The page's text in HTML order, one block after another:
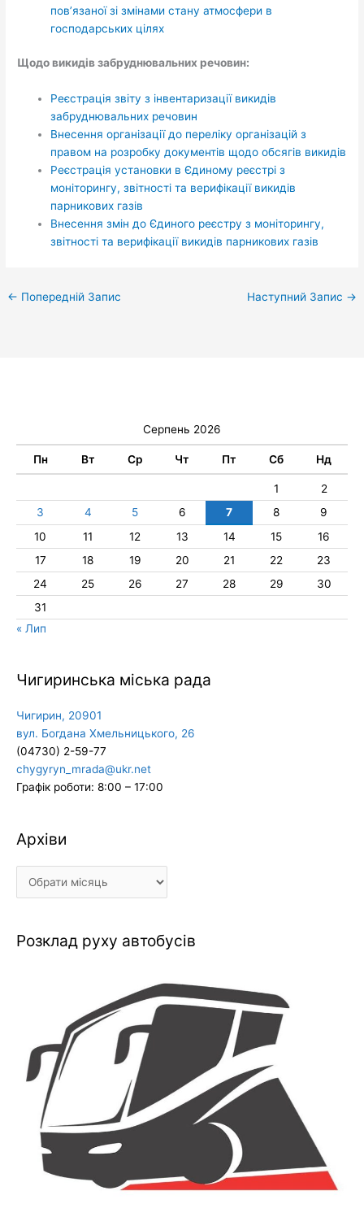
пов’язаної зі змінами стану атмосфери в
господарських цілях
Щодо викидів забруднювальних речовин:
Реєстрація звіту з інвентаризації викидів
забруднювальних речовин
Внесення організації до переліку організацій з
правом на розробку документів щодо обсягів викидів
Реєстрація установки в Єдиному реєстрі з
моніторингу, звітності та верифікації викидів
парникових газів
Внесення змін до Єдиного реєстру з моніторингу,
звітності та верифікації викидів парникових газів
← Попередній Запис Наступний Запис →
Серпень 2026
Пн Вт Ср Чт Пт Сб Нд
1
2
3
4 5 6 7 8
9
10
11 12 13 14 15
16
17
18 19 20 21 22
23
24
25 26 27 28 29
30
31
« Лип
Чигиринська міська рада
Чигирин, 20901
вул. Богдана Хмельницького, 26
(04730) 2-59-77
chygyryn_mrada@ukr.net
Графік роботи: 8:00 – 17:00
Архіви
Архіви
Розклад руху автобусів